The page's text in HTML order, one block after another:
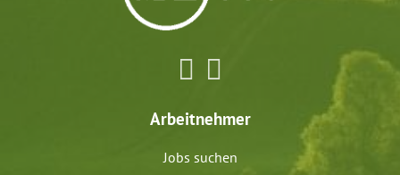
Arbeitnehmer
Jobs suchen